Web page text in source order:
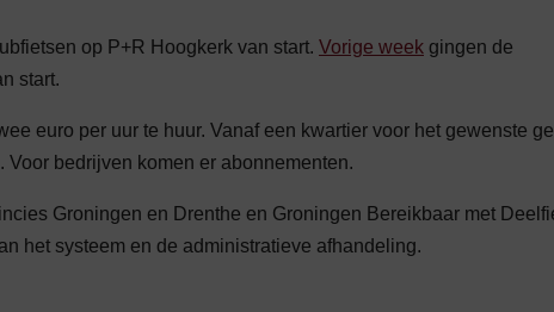
op P+R Hoogkerk van start. Vorige week gingen de
start.
euro per uur te huur. Vanaf een kwartier voor het gewenste
bedrijven komen er abonnementen.
Groningen en Drenthe en Groningen Bereikbaar met
het systeem en de administratieve afhandeling.